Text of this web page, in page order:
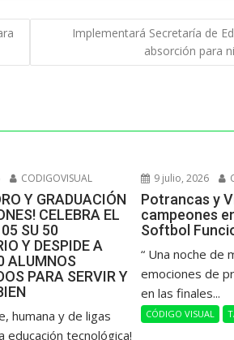
Implementará Secretaría de
absorción para
CODIGOVISUAL
Y GRADUACIÓN
CELEBRA EL
SU 50
Y DESPIDE A
ALUMNOS
PARA SERVIR Y
humana y de ligas
educación tecnológica!
9 julio, 2026
Potrancas y
campeones
Softbol
“ Una noche de
emociones de
en las finales...
CÓDIGO VISUAL